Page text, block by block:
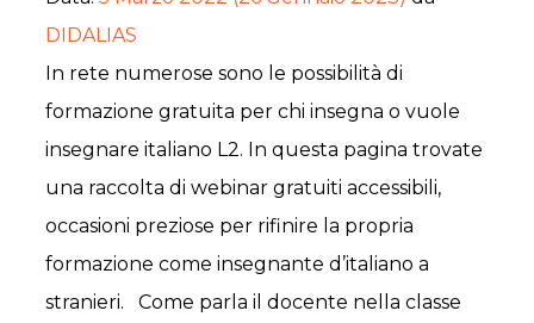
DIDALIAS
In rete numerose sono le possibilità di
formazione gratuita per chi insegna o vuole
insegnare italiano L2. In questa pagina trovate
una raccolta di webinar gratuiti accessibili,
occasioni preziose per rifinire la propria
formazione come insegnante d’italiano a
stranieri. Come parla il docente nella classe